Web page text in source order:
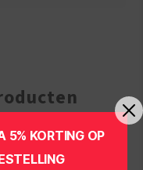
5% KORTING OP